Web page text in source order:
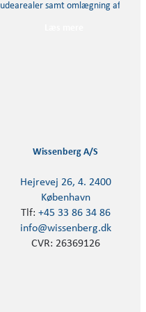
udearealer samt omlægning af…
Wissenberg A/S
Hejrevej 26, 4. 2400
København
Tlf: +45 33 86 34 86
info@wissenberg.dk
CVR: 26369126